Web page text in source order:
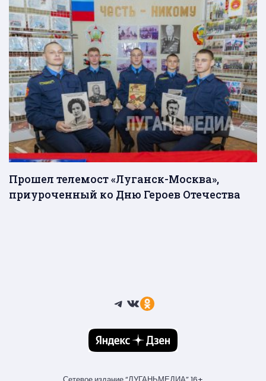
Прошел телемост «Луганск-Москва»,
приуроченный ко Дню Героев Отечества
Telegram
ВКонтакте
Ссылка